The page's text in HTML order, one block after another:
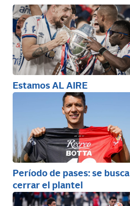
Estamos AL AIRE
Período de pases: se busca
cerrar el plantel